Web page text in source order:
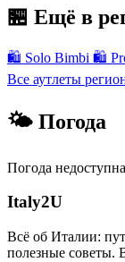
🏪 Ещё в
🛍 Solo Bimbi 🛍
Все аутлеты
🌤 Погода
Погода недоступна
Italy2U
Всё об Италии:
полезные советы.